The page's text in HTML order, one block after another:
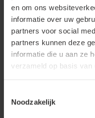
en om ons
informatie over uw
partners voor social
partners kunnen deze
informatie die u aan ze
verzameld op basis van
Noodzakelijk
Inscrivez-